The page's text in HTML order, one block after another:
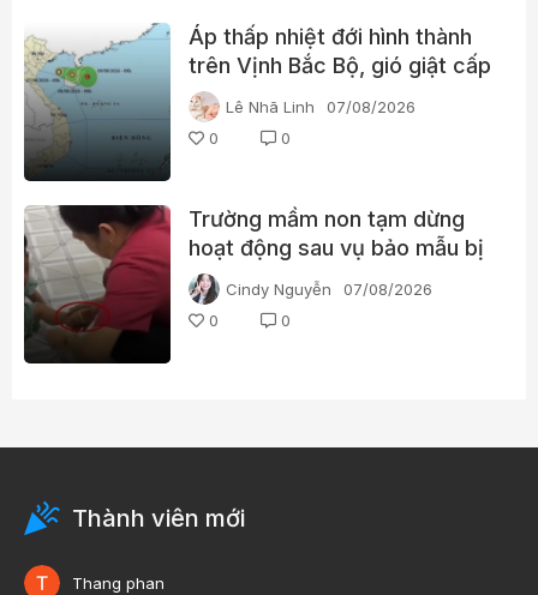
Áp thấp nhiệt đới hình thành
trên Vịnh Bắc Bộ, gió giật cấp
8
Lê Nhã Linh
07/08/2026
0
0
Trường mầm non tạm dừng
hoạt động sau vụ bảo mẫu bị
tố bạo hành trẻ
Cindy Nguyễn
07/08/2026
0
0
Thành viên mới
Thang phan